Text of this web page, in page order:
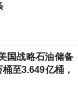
国战略石油储备
至3.649亿桶，